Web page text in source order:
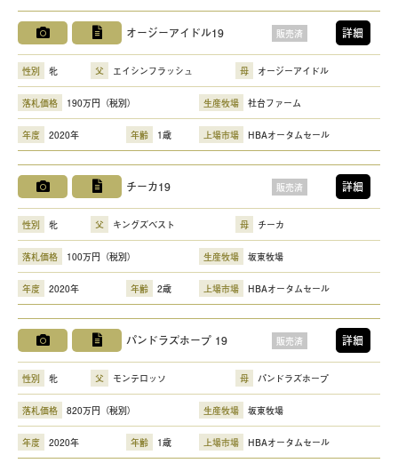
オージーアイドル19 販売済 詳細
性別 牝 父 エイシンフラッシュ 母 オージーアイドル
落札価格 190万円（税別） 生産牧場 社台ファーム
年度 2020年 年齢 1歳 上場市場 HBAオータムセール
チーカ19 販売済 詳細
性別 牝 父 キングズベスト 母 チーカ
落札価格 100万円（税別） 生産牧場 坂東牧場
年度 2020年 年齢 2歳 上場市場 HBAオータムセール
パンドラズホープ 19 販売済 詳細
性別 牝 父 モンテロッソ 母 パンドラズホープ
落札価格 820万円（税別） 生産牧場 坂東牧場
年度 2020年 年齢 1歳 上場市場 HBAオータムセール